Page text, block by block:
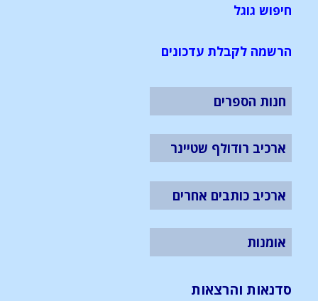
חיפוש גוגל
הרשמה לקבלת עדכונים
חנות הספרים
ארכיב רודולף שטיינר
ארכיב כותבים אחרים
אומנות
סדנאות והרצאות